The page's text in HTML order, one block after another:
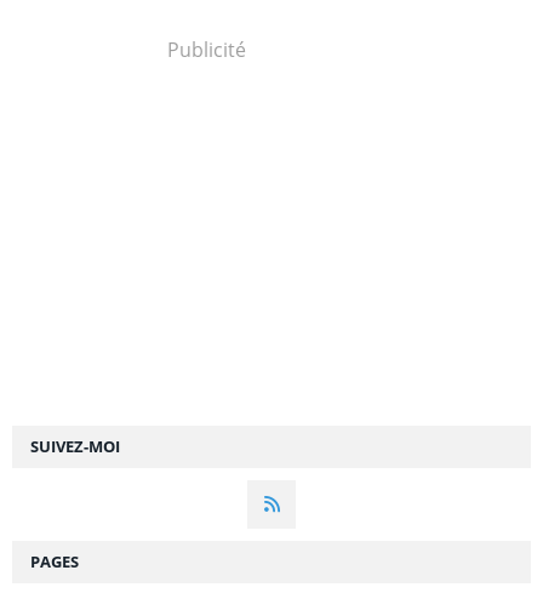
SUIVEZ-MOI
Publicité
PAGES